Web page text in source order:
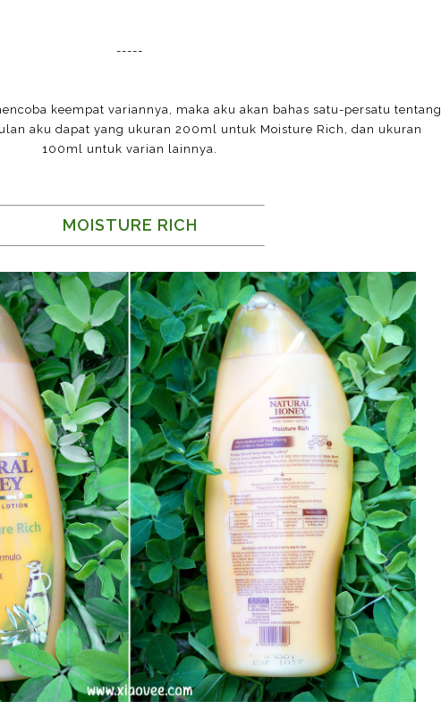
-----
keempat variannya, maka aku akan bahas satu-persatu tentang
aku dapat yang ukuran 200ml untuk Moisture Rich, dan ukuran
100ml untuk varian lainnya.
MOISTURE RICH